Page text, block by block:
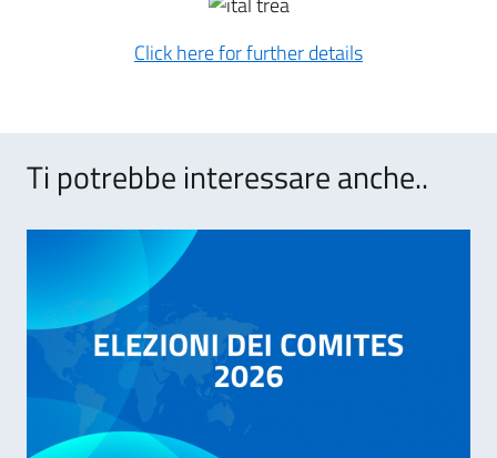
Click here for further details
Ti potrebbe interessare anche..